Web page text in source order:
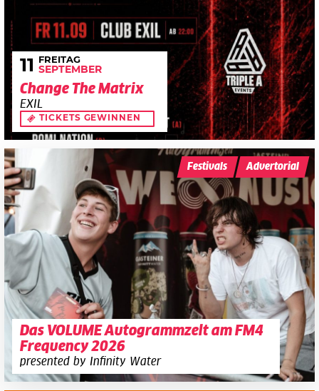
11 FREITAG
SEPTEMBER
Change The Matrix
EXIL
TICKETS GEWINNEN
Das VOLUME Autogrammzelt am FM4
Frequency 2026
presented by Infinity Water
Festivals Advertorial